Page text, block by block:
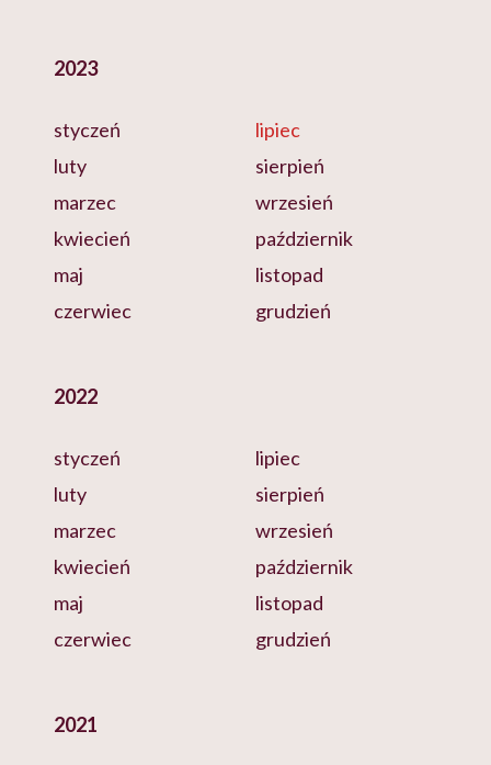
2023
styczeń
luty
marzec
kwiecień
maj
czerwiec
lipiec
sierpień
wrzesień
październik
listopad
grudzień
2022
styczeń
luty
marzec
kwiecień
maj
czerwiec
lipiec
sierpień
wrzesień
październik
listopad
grudzień
2021